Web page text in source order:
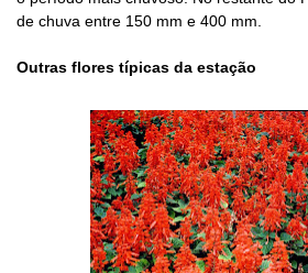
de chuva entre 150 mm e 400 mm.
Outras flores típicas da estação